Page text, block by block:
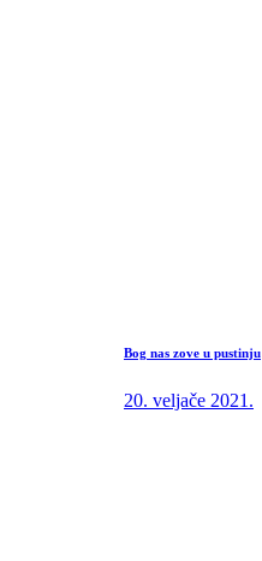
Bog nas zove u pustinju
20. veljače 2021.